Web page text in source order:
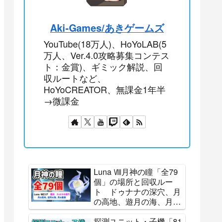
Aki-Games/あきゲームズ
YouTube(18万人)、HoYoLAB(5
万人、Ver.4.0攻略募集コンテス
ト：金賞)、ギミック解説、回
収ルートなど、
HoYoCREATOR、無課金1年半
→微課金
Luna Ⅷ月神の瞳「全79
個」の場所と回収ルー
ト ドゥナナの深穴、月
の高地、遊月の海、月の
裏側 霜月 全回収 ナ